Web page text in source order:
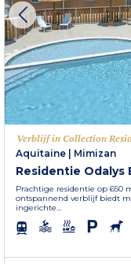
Verblijf in Collection
Aquitaine
Mimizan
Residentie Odalys
Prachtige residentie op 650
ontspannend verblijf biedt
ingerichte...